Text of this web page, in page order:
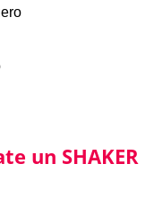
un SHAKER